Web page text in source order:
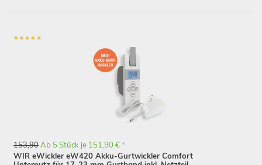
WIR eWickler eW420 Akku-Gurtwickler Comfort
153,90Ab 5 Stück je 151,90 € *